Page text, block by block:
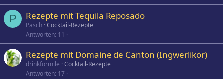
P Rezepte mit Tequila Reposado
Pasch Cocktail-Rezepte
Antworten 11
Rezepte mit Domaine de Canton (Ingwerlikör)
drinkformile Cocktail-Rezepte
Antworten 17